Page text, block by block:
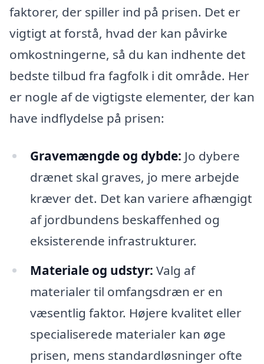
faktorer, der spiller ind på prisen. Det er
vigtigt at forstå, hvad der kan påvirke
omkostningerne, så du kan indhente det
bedste tilbud fra fagfolk i dit område. Her
er nogle af de vigtigste elementer, der kan
have indflydelse på prisen:
Gravemængde og dybde: Jo dybere
drænet skal graves, jo mere arbejde
kræver det. Det kan variere afhængigt
af jordbundens beskaffenhed og
eksisterende infrastrukturer.
Materiale og udstyr: Valg af
materialer til omfangsdræn er en
væsentlig faktor. Højere kvalitet eller
specialiserede materialer kan øge
prisen, mens standardløsninger ofte